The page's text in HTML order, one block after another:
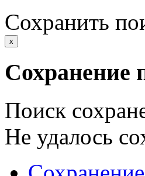
Сохранить
x
Сохранение
Поиск
Не удалось